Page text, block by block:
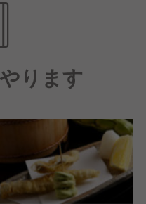
度が充実】
ど他店への料理やサー
会社で全額補助する制
いことや興味あること
ります